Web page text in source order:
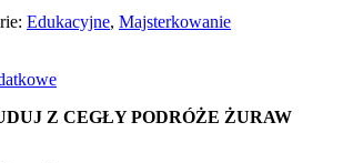
Edukacyjne, Majsterkowanie
Z CEGŁY PODRÓŻE ŻURAW